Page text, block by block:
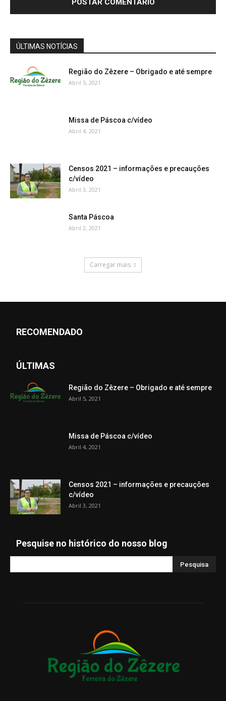
ÚLTIMAS NOTÍCIAS
Região do Zêzere – Obrigado e até sempre
Abril 5, 2021
Missa de Páscoa c/vídeo
Abril 4, 2021
Censos 2021 – informações e precauções
c/vídeo
Abril 3, 2021
Santa Páscoa
Abril 2, 2021
Carregar mais
RECOMENDADO
ÚLTIMAS
Região do Zêzere – Obrigado e até sempre
Abril 5, 2021
Missa de Páscoa c/vídeo
Abril 4, 2021
Censos 2021 – informações e precauções
c/vídeo
Abril 3, 2021
Pesquise no histórico do nosso blog